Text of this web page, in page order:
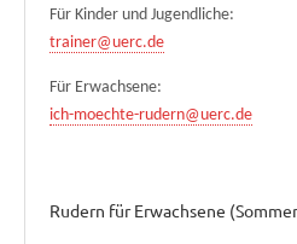
Für Kinder und Jugendliche:
trainer@uerc.de
Für Erwachsene:
ich-moechte-rudern@uerc.de
Rudern für Erwachsene